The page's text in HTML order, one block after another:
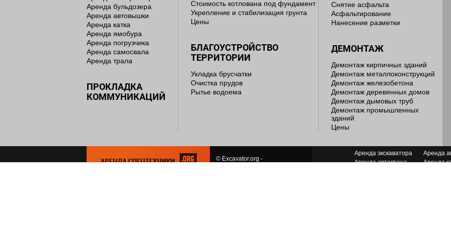
Аренда бульдозера
Аренда автовышки
Аренда катка
Аренда ямобура
Аренда погрузчика
Аренда самосвала
Аренда трала
ПРОКЛАДКА
КОММУНИКАЦИЙ
Стоимость котлована под фундамент
Укрепление и стабилизация грунта
Цены
БЛАГОУСТРОЙСТВО
ТЕРРИТОРИИ
Укладка брусчатки
Очистка прудов
Рытье водоема
Снятие асфальта
Асфальтирование
Нанесение разметки
ДЕМОНТАЖ
Демонтаж кирпичных зданий
Демонтаж металлоконструкций
Демонтаж железобетона
Демонтаж деревянных домов
Демонтаж дымовых труб
Демонтаж промышленных
зданий
Цены
© Excavator.org -
Аренда экскаватора
Аренда автокрана
Аренда
Аренда